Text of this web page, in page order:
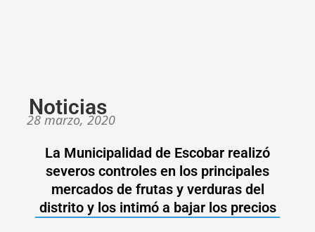
Noticias
28 marzo, 2020
La Municipalidad de Escobar realizó
severos controles en los principales
mercados de frutas y verduras del
distrito y los intimó a bajar los precios